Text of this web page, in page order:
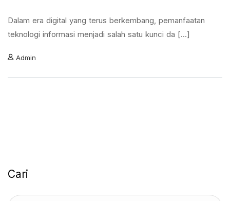
Dalam era digital yang terus berkembang, pemanfaatan
teknologi informasi menjadi salah satu kunci da [...]
Admin
Cari